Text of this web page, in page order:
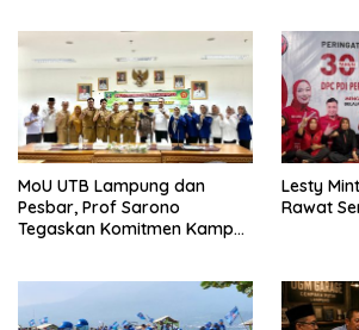
MoU UTB Lampung dan
Pesbar, Prof Sarono
Tegaskan Komitmen Kampus
Lesty
Rawat